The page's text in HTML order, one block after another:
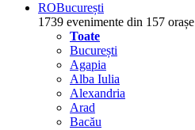
ROBucurești
1739 evenimente din 157 orașe
Toate
București
Agapia
Alba Iulia
Alexandria
Arad
Bacău